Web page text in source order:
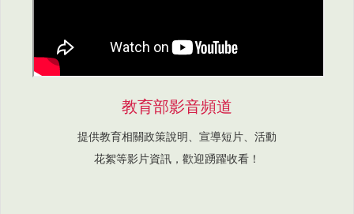
教育部影音頻道
提供教育相關政策說明、宣導短片、活動
花絮等影片資訊，歡迎踴躍收看！